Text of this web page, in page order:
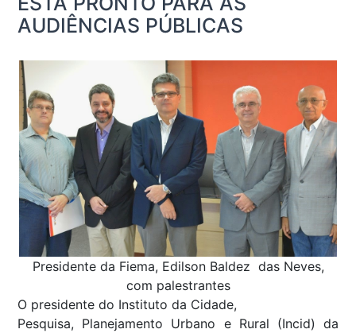
AUDIÊNCIAS PÚBLICAS
Presidente da Fiema, Edilson Baldez das Neves,
com palestrantes
O presidente do Instituto da Cidade,
Pesquisa, Planejamento Urbano e Rural (Incid) da